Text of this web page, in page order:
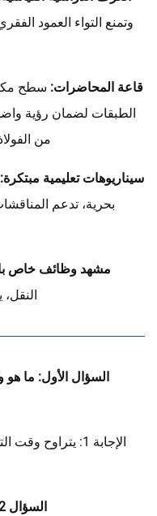
وتمنع التواء العمود
قاعة المحاضرات: سطح
الطبقات لضمان رؤية
من
سيناريوهات تعليمية مبتكرة:
بحرية، تدعم
مشهد وظائف خاص
السؤال الأول: ما
السؤال 2: كم يستغرق وقت الإنتاج الخاص بك؟